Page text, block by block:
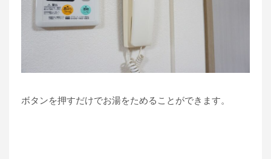
ボタンを押すだけでお湯をためることができます。